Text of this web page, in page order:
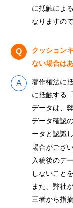
に抵触によ
なりますの
クッション
ない場合は
著作権法に
に抵触する
データは、
データ確認
ータと認識
場合がござ
入稿後のデ
しないこと
また、弊社
三者から指